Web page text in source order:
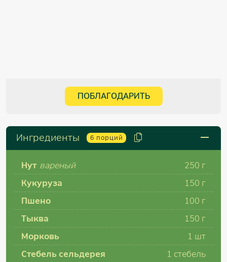
ПОБЛАГОДАРИТЬ
Ингредиенты 6 порций
Нут вареный
250 г
Кукуруза
150 г
Пшено
100 г
Тыква
150 г
Морковь
1 шт
Стебель сельдерея
1 стебель